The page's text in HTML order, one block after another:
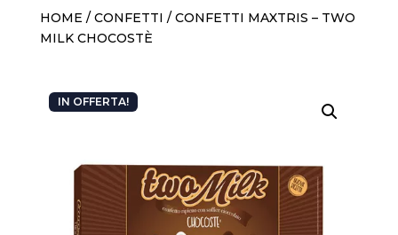
HOME / CONFETTI / CONFETTI MAXTRIS – TWO
MILK CHOCOSTÈ
IN OFFERTA!